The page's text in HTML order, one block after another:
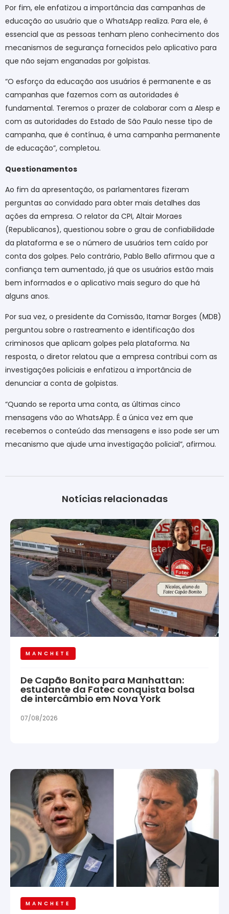
Por fim, ele enfatizou a importância das campanhas de
educação ao usuário que o WhatsApp realiza. Para ele, é
essencial que as pessoas tenham pleno conhecimento dos
mecanismos de segurança fornecidos pelo aplicativo para
que não sejam enganadas por golpistas.
“O esforço da educação aos usuários é permanente e as
campanhas que fazemos com as autoridades é
fundamental. Teremos o prazer de colaborar com a Alesp e
com as autoridades do Estado de São Paulo nesse tipo de
campanha, que é contínua, é uma campanha permanente
de educação”, completou.
Questionamentos
Ao fim da apresentação, os parlamentares fizeram
perguntas ao convidado para obter mais detalhes das
ações da empresa. O relator da CPI, Altair Moraes
(Republicanos), questionou sobre o grau de confiabilidade
da plataforma e se o número de usuários tem caído por
conta dos golpes. Pelo contrário, Pablo Bello afirmou que a
confiança tem aumentado, já que os usuários estão mais
bem informados e o aplicativo mais seguro do que há
alguns anos.
Por sua vez, o presidente da Comissão, Itamar Borges (MDB)
perguntou sobre o rastreamento e identificação dos
criminosos que aplicam golpes pela plataforma. Na
resposta, o diretor relatou que a empresa contribui com as
investigações policiais e enfatizou a importância de
denunciar a conta de golpistas.
“Quando se reporta uma conta, as últimas cinco
mensagens vão ao WhatsApp. É a única vez em que
recebemos o conteúdo das mensagens e isso pode ser um
mecanismo que ajude uma investigação policial”, afirmou.
Notícias relacionadas
MANCHETE
De Capão Bonito para Manhattan:
estudante da Fatec conquista bolsa
de intercâmbio em Nova York
07/08/2026
MANCHETE